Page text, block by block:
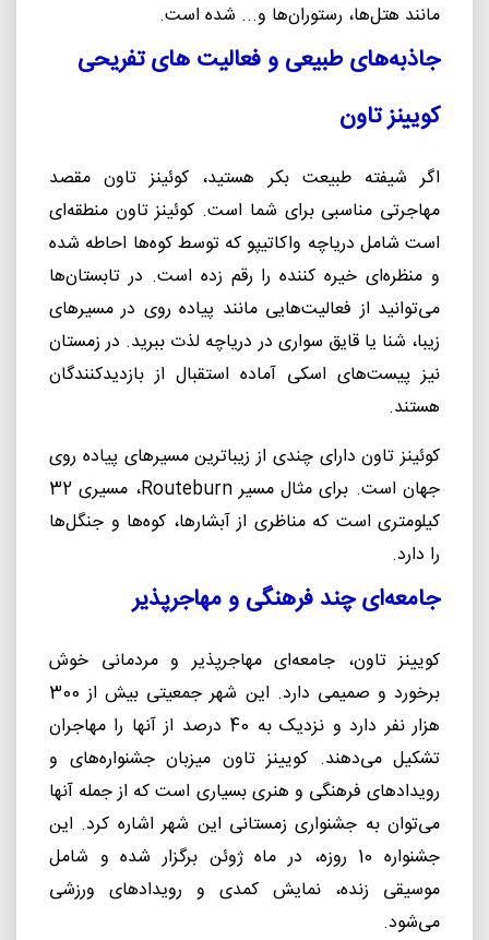
مانند هتل‌ها، رستوران‌ها و... شده است.
جاذبه‌های طبیعی و فعالیت های تفریحی
کویینز تاون
اگر شیفته طبیعت بکر هستید، کوئینز تاون مقصد
مهاجرتی مناسبی برای شما است. کوئینز تاون منطقه‌ای
است شامل دریاچه واکاتیپو که توسط کوه‌ها احاطه شده
و منظره‌ای خیره کننده را رقم زده است. در تابستان‌ها
می‌توانید از فعالیت‌هایی مانند پیاده روی در مسیرهای
زیبا، شنا یا قایق سواری در دریاچه لذت ببرید. در زمستان
نیز پیست‌های اسکی آماده استقبال از بازدیدکنندگان
هستند.
کوئینز تاون دارای چندی از زیباترین مسیرهای پیاده روی
جهان است. برای مثال مسیرRouteburn
، مسیری 32
کیلومتری است که مناظری از آبشارها، کوه‌ها و جنگل‌ها
را دارد.
جامعه‌ای چند فرهنگی و مهاجرپذیر
کویینز تاون، جامعه‌ای مهاجرپذیر و مردمانی خوش
برخورد و صمیمی دارد. این شهر جمعیتی بیش از 300
هزار نفر دارد و نزدیک به 40 درصد از آنها را مهاجران
تشکیل می‌دهند. کویینز تاون میزبان جشنواره‌های و
رویدادهای فرهنگی و هنری بسیاری است که از جمله آنها
می‌توان به جشنواری زمستانی این شهر اشاره کرد. این
جشنواره 10 روزه، در ماه ژوئن برگزار شده و شامل
موسیقی زنده، نمایش کمدی و رویدادهای ورزشی
می‌شود.